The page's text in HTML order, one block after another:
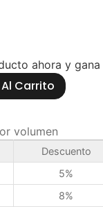
ahora y gana
Carrito
volumen
Descuento
5%
8%